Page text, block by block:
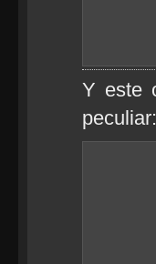
Y este
peculiar: